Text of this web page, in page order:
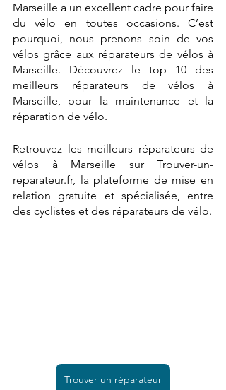
Marseille a un excellent cadre pour faire
du vélo en toutes occasions. C’est
pourquoi, nous prenons soin de vos
vélos grâce aux réparateurs de vélos à
Marseille. Découvrez le top 10 des
meilleurs réparateurs de vélos à
Marseille, pour la maintenance et la
réparation de vélo.
Retrouvez les meilleurs réparateurs de
vélos à Marseille sur Trouver-un-
reparateur.fr, la plateforme de mise en
relation gratuite et spécialisée, entre
Trouver un réparateur